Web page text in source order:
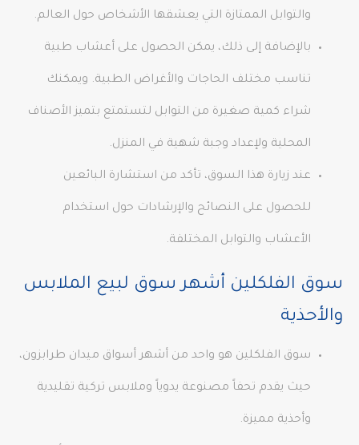
والتوابل الممتازة التي يعشقها الأشخاص حول العالم.
بالإضافة إلى ذلك، يمكن الحصول على أعشاب طبية
تناسب مختلف الحاجات والأغراض الطبية. ويمكنك
شراء كمية صغيرة من التوابل لتستمتع بتميز الأصناف
المحلية ولإعداد وجبة شهية في المنزل.
عند زيارة هذا السوق، تأكد من استشارة البائعين
للحصول على النصائح والإرشادات حول استخدام
الأعشاب والتوابل المختلفة.
سوق الفلكلين أشهر سوق لبيع الملابس
والأحذية
سوق الفلكلين هو واحد من أشهر أسواق ميدان طرابزون،
حيث يقدم تحفاً مصنوعة يدوياً وملابس تركية تقليدية
وأحذية مميزة.